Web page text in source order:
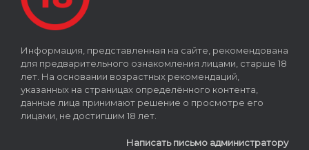
Информация, представленная на сайте, рекомендована
для предварительного ознакомления лицами, старше 18
лет. На основании возрастных рекомендаций,
указанных на страницах определённого контента,
данные лица принимают решение о просмотре его
лицами, не достигшим 18 лет.
Написать письмо администратору